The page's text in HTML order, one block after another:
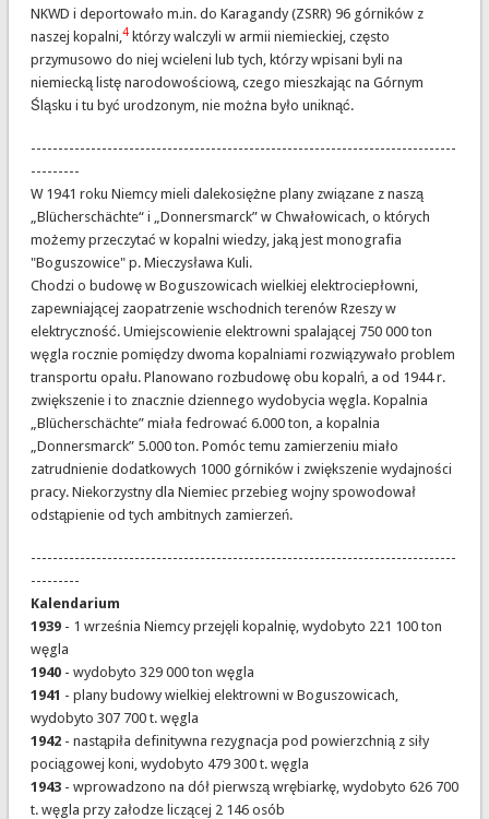
NKWD i deportowało m.in. do Karagandy (ZSRR) 96 górników z
naszej kopalni, 4którzy walczyli w armii niemieckiej, często
przymusowo do niej wcieleni lub tych, którzy wpisani byli na
niemiecką listę narodowościową, czego mieszkając na Górnym
Śląsku i tu być urodzonym, nie można było uniknąć.
------------------------------------------------------------------------------
---------
W 1941 roku Niemcy mieli dalekosiężne plany związane z naszą
„Blücherschächte“ i „Donnersmarck” w Chwałowicach, o których
możemy przeczytać w kopalni wiedzy, jaką jest monografia
"Boguszowice" p. Mieczysława Kuli.
Chodzi o budowę w Boguszowicach wielkiej elektrociepłowni,
zapewniającej zaopatrzenie wschodnich terenów Rzeszy w
elektryczność. Umiejscowienie elektrowni spalającej 750 000 ton
węgla rocznie pomiędzy dwoma kopalniami rozwiązywało problem
transportu opału. Planowano rozbudowę obu kopalń, a od 1944 r.
zwiększenie i to znacznie dziennego wydobycia węgla. Kopalnia
„Blücherschächte” miała fedrować 6.000 ton, a kopalnia
„Donnersmarck” 5.000 ton. Pomóc temu zamierzeniu miało
zatrudnienie dodatkowych 1000 górników i zwiększenie wydajności
pracy. Niekorzystny dla Niemiec przebieg wojny spowodował
odstąpienie od tych ambitnych zamierzeń.
------------------------------------------------------------------------------
---------
Kalendarium
1939- 1 września Niemcy przejęli kopalnię, wydobyto 221 100 ton
węgla
1940- wydobyto 329 000 ton węgla
1941 - plany budowy wielkiej elektrowni w Boguszowicach,
wydobyto 307 700 t. węgla
1942- nastąpiła definitywna rezygnacja pod powierzchnią z siły
pociągowej koni, wydobyto 479 300 t. węgla
1943- wprowadzono na dół pierwszą wrębiarkę, wydobyto 626 700
t. węgla przy załodze liczącej 2 146 osób